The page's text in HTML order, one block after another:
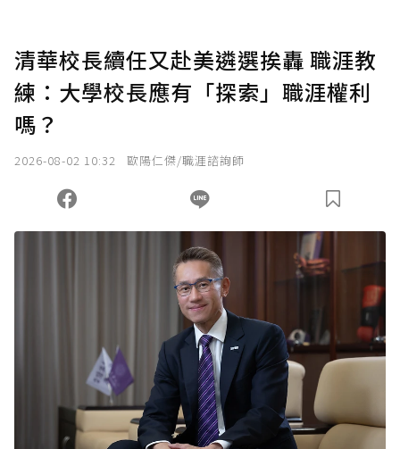
確認送出
您當前剩餘 U 利點數：0點；前往 購買點數
清華校長續任又赴美遴選挨轟 職涯教
練：大學校長應有「探索」職涯權利
嗎？
2026-08-02 10:32 歐陽仁傑/職涯諮詢師